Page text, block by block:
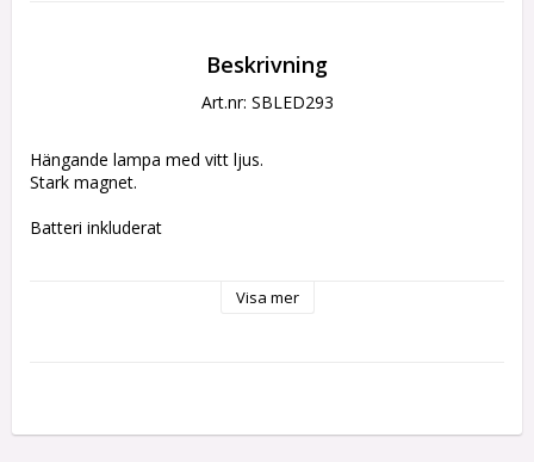
Beskrivning
Art.nr: SBLED293
Hängande lampa med vitt ljus.
Stark magnet.
Batteri inkluderat
Visa mer